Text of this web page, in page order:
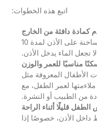
اتبع هذه الخطوات:
كمادة دافئة من الخارج
ضع قطعة قماش دافئة وليست ساخنة على الأذن لمدة 10
مناسبًا للعمر والوزن
الأطفال المعروفة مثل
ملاءمتها لعمر الطفل، مع
من الطبيب أو النشرة.
قليلًا أثناء الراحة
داخل الأذن، خصوصًا إذا